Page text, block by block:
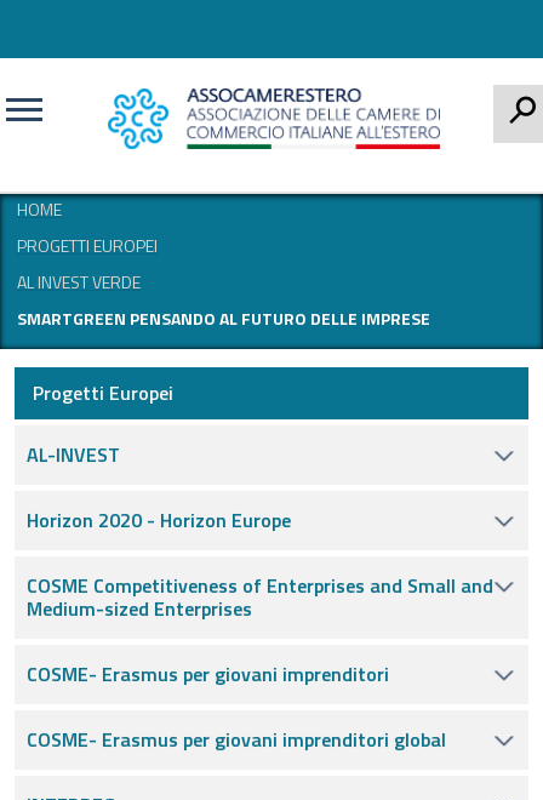
HOME
PROGETTI EUROPEI
AL INVEST VERDE
SMARTGREEN PENSANDO AL FUTURO DELLE IMPRESE
Progetti Europei
AL-INVEST
Horizon 2020 - Horizon Europe
COSME Competitiveness of Enterprises and Small and
Medium-sized Enterprises
COSME- Erasmus per giovani imprenditori
COSME- Erasmus per giovani imprenditori global